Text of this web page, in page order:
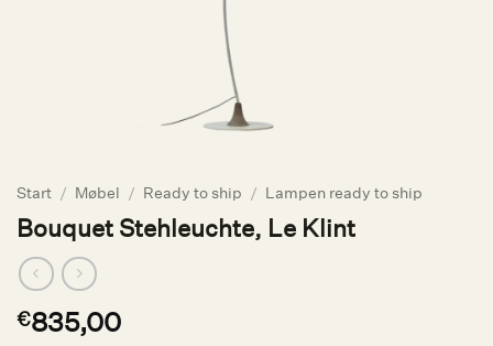
Start / Møbel / Ready to ship / Lampen ready to ship
Bouquet Stehleuchte, Le Klint
€835,00